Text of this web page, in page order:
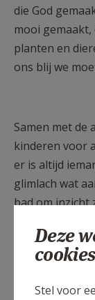
die God
mooi gemaakt,
planten en
ons blij we
Samen met de
kinderen voor
er is altijd
glimlach wat
bad om inzicht
een gelukkige
zijn voor hen
Deze
cookies
Stel voor